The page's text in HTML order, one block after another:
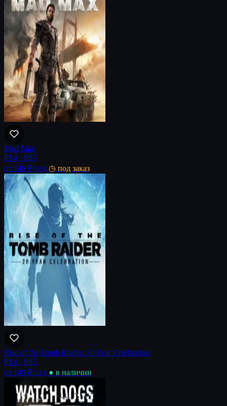
Mad Max
PS4 · PS5
от 149 ₽/нед ◷ под заказ
Rise of the Tomb Raider: 20 Year Celebration
PS4 · PS5
от 149 ₽/нед ● в наличии